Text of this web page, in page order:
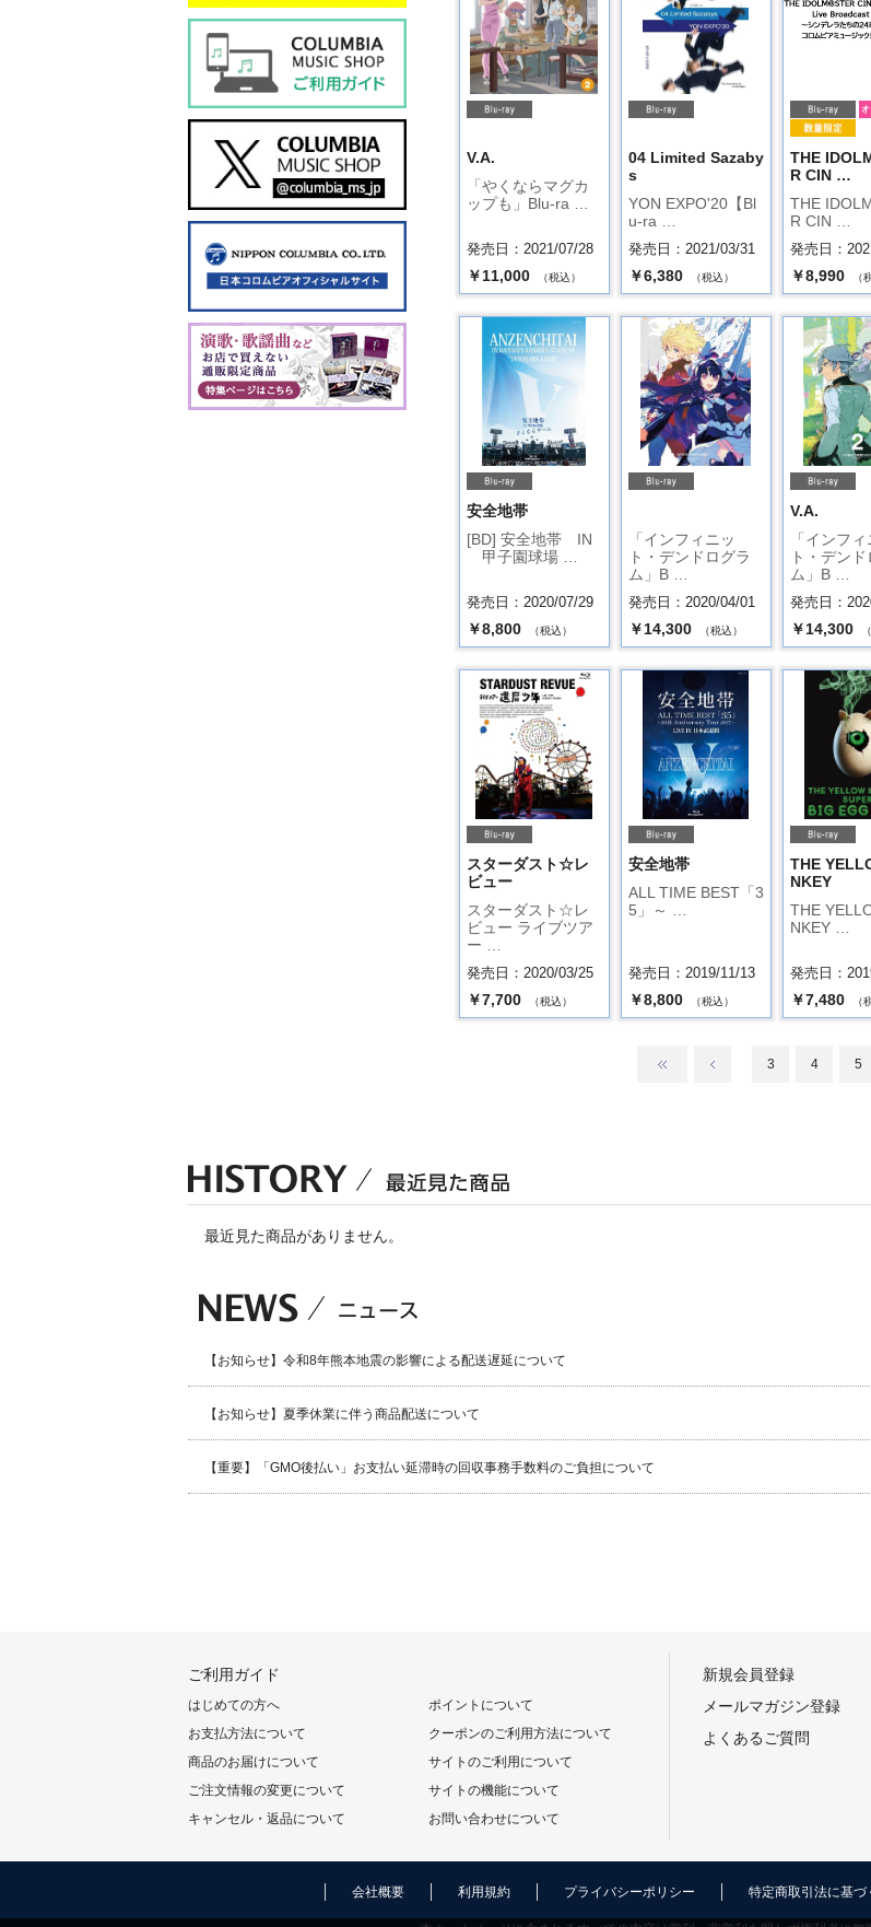
V.A.
「やくならマグカ
ップも」Blu-ra …
発売日：2021/07/28
￥11,000 （税込）
04 Limited Sazaby
s
YON EXPO'20【Bl
u-ra …
発売日：2021/03/31
￥6,380 （税込）
THE
R CIN …
THE
R CIN …
発売日：
￥8,990 （
安全地帯
[BD] 安全地帯 IN
甲子園球場 …
発売日：2020/07/29
￥8,800 （税込）
「インフィニッ
ト・デンドログラ
ム」B …
発売日：2020/04/01
￥14,300 （税込）
V.A.
「インフィ
ト・デンド
ム」B …
発売日：
￥14,300
スターダスト☆レ
ビュー
スターダスト☆レ
ビュー ライブツア
ー …
発売日：2020/03/25
￥7,700 （税込）
安全地帯
ALL TIME BEST「3
5」～ …
発売日：2019/11/13
￥8,800 （税込）
THE
NKEY
THE
NKEY …
発売日：
￥7,480 （
3 4 5
最近見た商品がありません。
【お知らせ】令和8年熊本地震の影響による配送遅延について
【お知らせ】夏季休業に伴う商品配送について
【重要】「GMO後払い」お支払い延滞時の回収事務手数料のご負担について
ご利用ガイド
はじめての方へ
お支払方法について
商品のお届けについて
ご注文情報の変更について
キャンセル・返品について
ポイントについて
クーポンのご利用方法について
サイトのご利用について
サイトの機能について
お問い合わせについて
新規会員登録
メールマガジン登録
よくあるご質問
会社概要 利用規約 プライバシーポリシー 特定商取引法に基づ